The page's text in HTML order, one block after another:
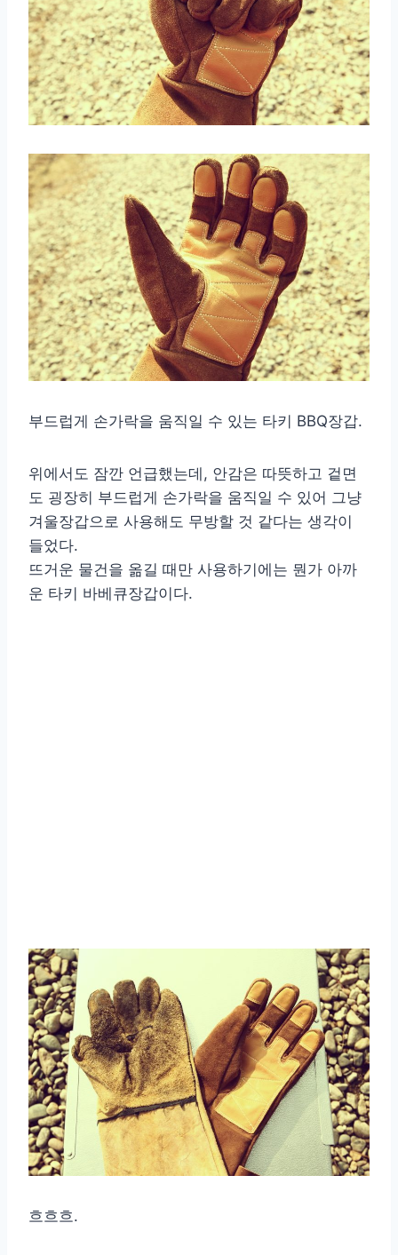
부드럽게 손가락을 움직일 수 있는 타키 BBQ장갑.
위에서도 잠깐 언급했는데, 안감은 따뜻하고 겉면
도 굉장히 부드럽게 손가락을 움직일 수 있어 그냥
겨울장갑으로 사용해도 무방할 것 같다는 생각이
들었다.
뜨거운 물건을 옮길 때만 사용하기에는 뭔가 아까
운 타키 바베큐장갑이다.
흐흐흐.